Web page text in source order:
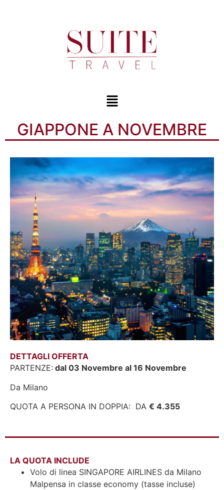
GIAPPONE A NOVEMBRE
DETTAGLI OFFERTA
PARTENZE: dal 03 Novembre al 16 Novembre
Da Milano
QUOTA A PERSONA IN DOPPIA: DA € 4.355
LA QUOTA INCLUDE
Volo di linea SINGAPORE AIRLINES da Milano
Malpensa in classe economy (tasse incluse)